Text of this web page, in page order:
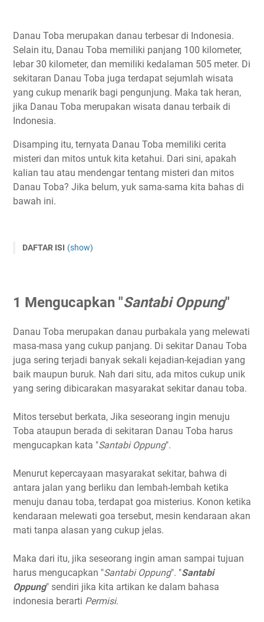
Danau Toba merupakan danau terbesar di Indonesia.
Selain itu, Danau Toba memiliki panjang 100 kilometer,
lebar 30 kilometer, dan memiliki kedalaman 505 meter. Di
sekitaran Danau Toba juga terdapat sejumlah wisata
yang cukup menarik bagi pengunjung. Maka tak heran,
jika Danau Toba merupakan wisata danau terbaik di
Indonesia.
Disamping itu, ternyata Danau Toba memiliki cerita
misteri dan mitos untuk kita ketahui. Dari sini, apakah
kalian tau atau mendengar tentang misteri dan mitos
Danau Toba? Jika belum, yuk sama-sama kita bahas di
bawah ini.
DAFTAR ISI (show)
3 Tangisan Misterius
5 Misteri Penunggu Wisma Pengasingan
6 Si Kakek Tua Misterius
7 Naga Penjaga Danau Toba
1 Mengucapkan "Santabi Oppung"
Danau Toba merupakan danau purbakala yang melewati
masa-masa yang cukup panjang. Di sekitar Danau Toba
juga sering terjadi banyak sekali kejadian-kejadian yang
baik maupun buruk. Nah dari situ, ada mitos cukup unik
yang sering dibicarakan masyarakat sekitar danau toba.
Mitos tersebut berkata, Jika seseorang ingin menuju
Toba ataupun berada di sekitaran Danau Toba harus
mengucapkan kata "Santabi Oppung".
Menurut kepercayaan masyarakat sekitar, bahwa di
antara jalan yang berliku dan lembah-lembah ketika
menuju danau toba, terdapat goa misterius. Konon ketika
kendaraan melewati goa tersebut, mesin kendaraan akan
mati tanpa alasan yang cukup jelas.
Maka dari itu, jika seseorang ingin aman sampai tujuan
harus mengucapkan "Santabi Oppung". "Santabi
Oppung" sendiri jika kita artikan ke dalam bahasa
indonesia berarti Permisi.